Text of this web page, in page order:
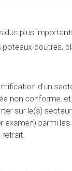
plus
poutres,
d’un
non conforme,
sur le(s)
examen) parmi